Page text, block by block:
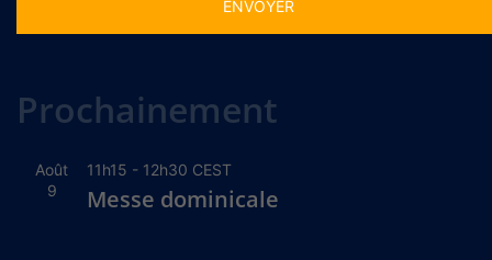
Prochainement
Août
9
11h15 - 12h30 CEST
Messe dominicale